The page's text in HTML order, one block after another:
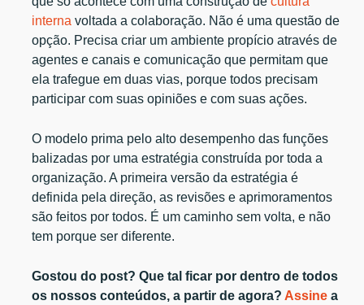
interna voltada a colaboração. Não é uma questão de
opção. Precisa criar um ambiente propício através de
agentes e canais e comunicação que permitam que
ela trafegue em duas vias, porque todos precisam
participar com suas opiniões e com suas ações.
O modelo prima pelo alto desempenho das funções
balizadas por uma estratégia construída por toda a
organização. A primeira versão da estratégia é
definida pela direção, as revisões e aprimoramentos
são feitos por todos. É um caminho sem volta, e não
tem porque ser diferente.
Gostou do post? Que tal ficar por dentro de todos
os nossos conteúdos, a partir de agora? Assine a